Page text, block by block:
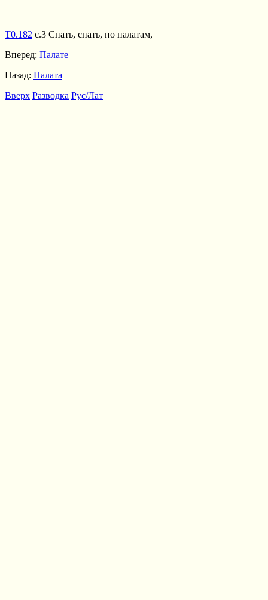
Т0.182 с.3 Спать, спать, по палатам,
Вперед: Палате
Назад: Палата
Вверх Разводка Рус/Лат